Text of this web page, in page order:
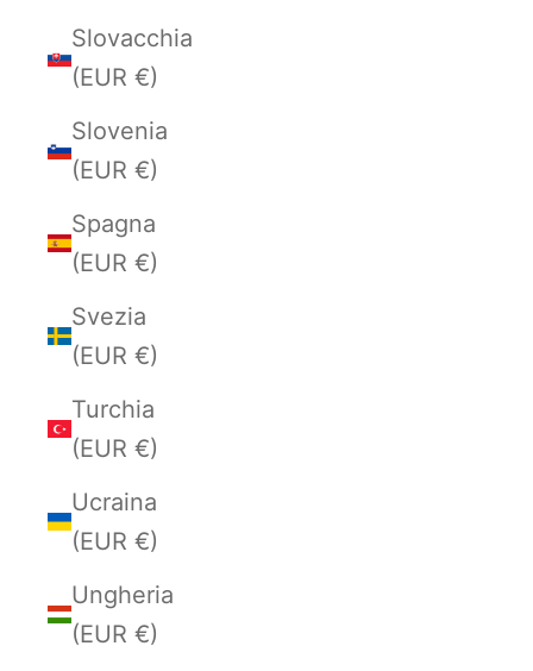
Slovacchia
(EUR €)
Slovenia
(EUR €)
Spagna
(EUR €)
Svezia
(EUR €)
Turchia
(EUR €)
Ucraina
(EUR €)
Ungheria
(EUR €)